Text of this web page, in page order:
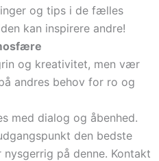
og tips i de fælles
kan inspirere andre!
og kreativitet, men vær
andres behov for ro og
med dialog og åbenhed.
den bedste
på denne. Kontakt